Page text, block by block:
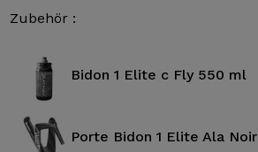
Zubehör :
Bidon 1 Elite c Fly 550 ml
Porte Bidon 1 Elite Ala Noir